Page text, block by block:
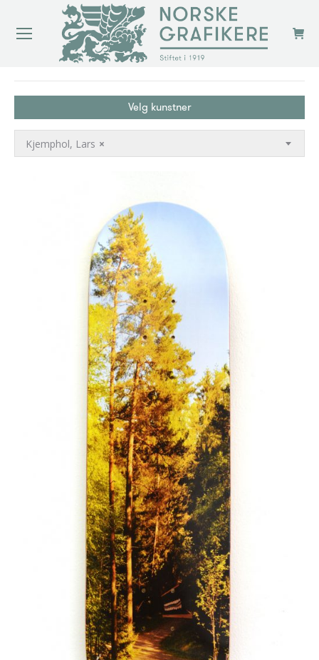
Velg kunstner
×
Kjemphol, Lars